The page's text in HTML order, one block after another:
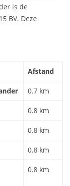
is de
BV. Deze
Afstand
0.7 km
0.8 km
0.8 km
0.8 km
0.8 km